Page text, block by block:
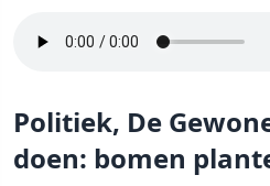
Politiek, De
doen: bomen